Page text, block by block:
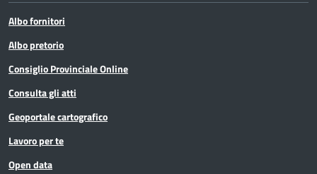
Albo fornitori
Albo pretorio
Consiglio Provinciale Online
Consulta gli atti
Geoportale cartografico
Lavoro per te
Open data